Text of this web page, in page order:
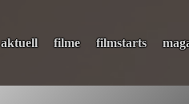
aktuell filme filmstarts